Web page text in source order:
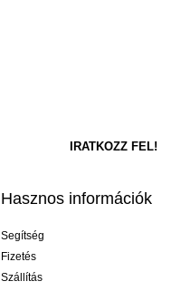
Hasznos információk
Segítség
Fizetés
Szállítás